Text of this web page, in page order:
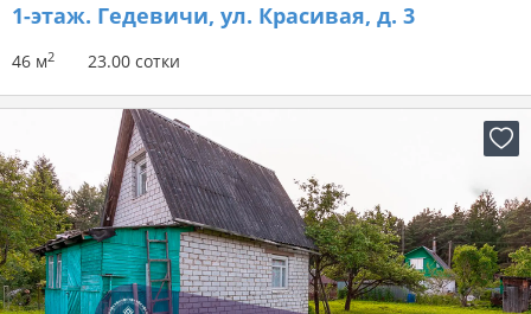
1-этаж. Гедевичи, ул. Красивая, д. 3
46 м2 23.00 сотки